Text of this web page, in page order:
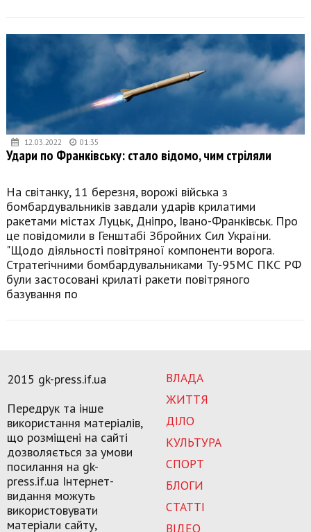
12.03.2022 01:35
Удари по Франківську: стало відомо, чим стріляли
На світанку, 11 березня, ворожі війська з
бомбардувальників завдали ударів крилатими
ракетами містах Луцьк, Дніпро, Івано-Франківськ. Про
це повідомили в Генштабі Збройних Сил України.
"Щодо діяльності повітряної компоненти ворога.
Стратегічними бомбардувальниками Ту-95МС ПКС РФ
були застосовані крилаті ракети повітряного
базування по
ВЛАДА
ЖИТТЯ
ДІЛО
КУЛЬТУРА
СПОРТ
БЛОГИ
СТАТТІ
ВІДЕО
2015 gk-press.if.ua
Передрук та інше
використання матеріалів,
що розміщені на сайті
дозволяється за умови
посилання на gk-
press.if.ua Інтернет-
видання можуть
використовувати
матеріали сайту,